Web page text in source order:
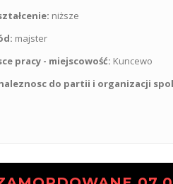
niższe
majster
pracy - miejscowość: Kuncewo
do partii i organizacji